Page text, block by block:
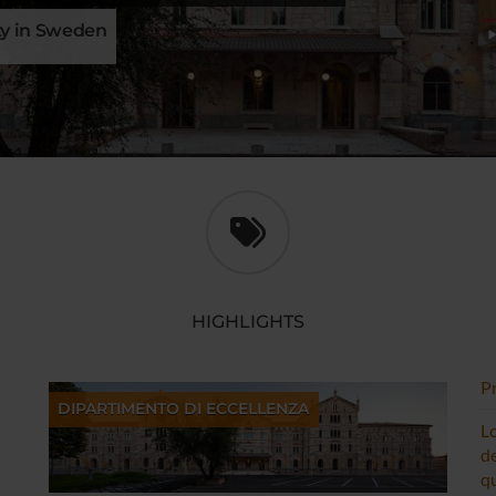
in Sweden
HIGHLIGHTS
DIPARTIMENTO DI ECCELLENZA